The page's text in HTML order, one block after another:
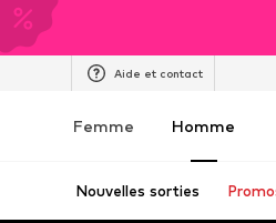
Aide et contact
Femme Homme
Nouvelles sorties